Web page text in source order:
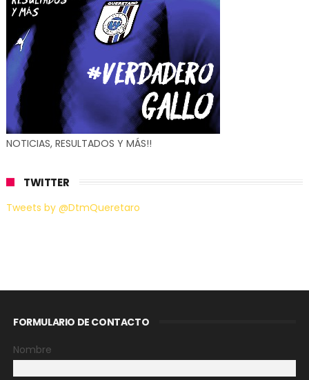
NOTICIAS, RESULTADOS Y MÁS!!
TWITTER
Tweets by @DtmQueretaro
FORMULARIO DE CONTACTO
Nombre